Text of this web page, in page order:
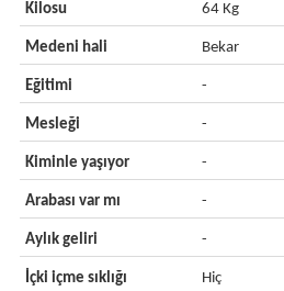
Kilosu 64 Kg
Medeni hali Bekar
Eğitimi -
Mesleği -
Kiminle yaşıyor -
Arabası var mı -
Aylık geliri -
İçki içme sıklığı Hiç